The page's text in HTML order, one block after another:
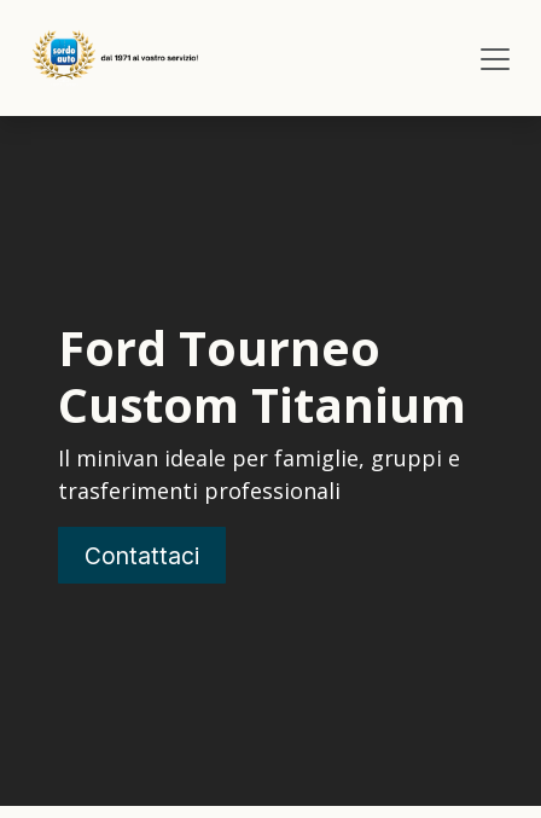
Ford Tourneo
Custom Titanium
Il minivan ideale per famiglie, gruppi e
trasferimenti professionali
Contattaci